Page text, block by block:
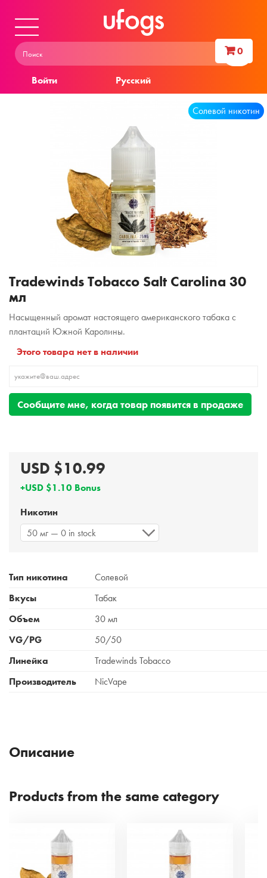
Войти Русский
0
Tradewinds Tobacco Salt Carolina 30
мл
Насыщенный аромат настоящего американского табака с
плантаций Южной Каролины.
Этого товара нет в наличии
Сообщите мне, когда товар появится в продаже
USD $10.99
+USD $1.10 Bonus
Солевой никотин
Никотин
50 мг — 0 in stock
Тип никотина
Солевой
Вкусы
Табак
Объем
30 мл
VG/PG
50/50
Линейка
Tradewinds Tobacco
Производитель
NicVape
Описание
Products from the same category